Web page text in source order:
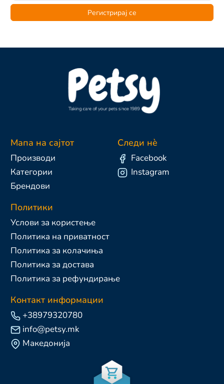
Регистрирај се
Мапа на сајтот
Производи
Категории
Брендови
Политики
Услови за користење
Политика на приватност
Политика за колачиња
Политика за достава
Политика за рефундирање
Контакт информации
+38979320780
info@petsy.mk
Македонија
Следи нè
Facebook
Instagram